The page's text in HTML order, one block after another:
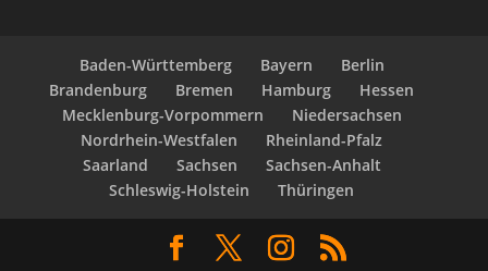
Baden-Württemberg Bayern
Berlin
Brandenburg
Bremen Hamburg
Hessen
Mecklenburg-Vorpommern
Niedersachsen
Nordrhein-Westfalen
Rheinland-Pfalz
Saarland
Sachsen
Sachsen-Anhalt
Schleswig-Holstein
Thüringen